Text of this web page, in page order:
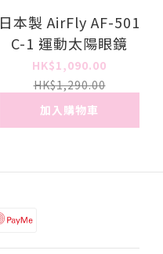
日本製 AirFly AF-501
C-1 運動太陽眼鏡
HK$1,090.00
HK$1,290.00
加入購物車